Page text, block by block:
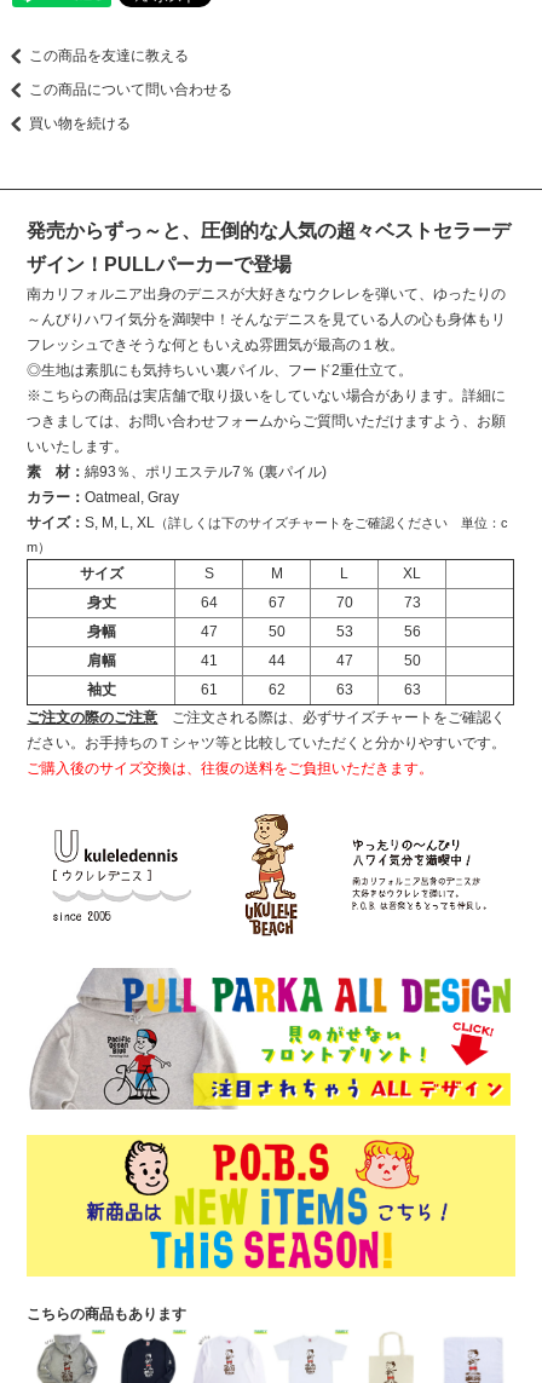
この商品を友達に教える
この商品について問い合わせる
買い物を続ける
発売からずっ～と、圧倒的な人気の超々ベストセラーデ
ザイン！PULLパーカーで登場
南カリフォルニア出身のデニスが大好きなウクレレを弾いて、ゆったりの
～んびりハワイ気分を満喫中！そんなデニスを見ている人の心も身体もリ
フレッシュできそうな何ともいえぬ雰囲気が最高の１枚。
◎生地は素肌にも気持ちいい裏パイル、フード2重仕立て。
※こちらの商品は実店舗で取り扱いをしていない場合があります。詳細に
つきましては、お問い合わせフォームからご質問いただけますよう、お願
いいたします。
素 材：綿93％、ポリエステル7％ (裏パイル)
カラー：Oatmeal, Gray
サイズ：S, M, L, XL
（詳しくは下のサイズチャートをご確認ください 単位：c
m）
サイズ S M L
XL
身丈
64 67 70
73
身幅
47 50 53
56
肩幅
41 44 47
50
袖丈
61 62 63
63
ご注文の際のご注意 ご注文される際は、必ずサイズチャートをご確認く
ださい。お手持ちのＴシャツ等と比較していただくと分かりやすいです。
ご購入後のサイズ交換は、往復の送料をご負担いただきます。
こちらの商品もあります